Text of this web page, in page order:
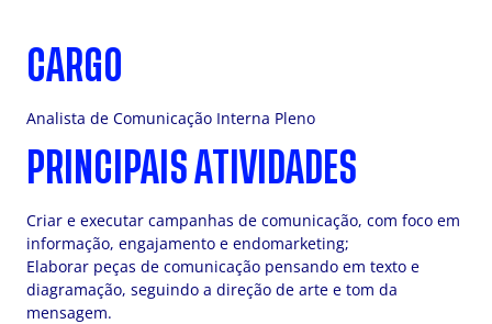
CARGO
Analista de Comunicação Interna Pleno
PRINCIPAIS ATIVIDADES
Criar e executar campanhas de comunicação, com foco em
informação, engajamento e endomarketing;
Elaborar peças de comunicação pensando em texto e
diagramação, seguindo a direção de arte e tom da
mensagem.